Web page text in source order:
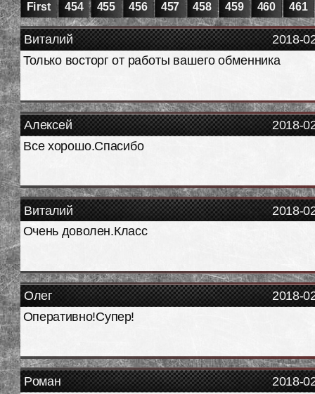
First 454 455 456 457 458 459 460 461
2018-
Виталий
Только восторг от работы вашего обменника
2018-
Алексей
Все хорошо.Спасибо
2018-
Виталий
Очень доволен.Класс
2018-
Олег
Оперативно!Супер!
2018-
Роман